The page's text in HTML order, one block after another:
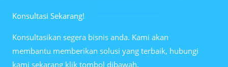
Konsultasi Sekarang!
Konsultasikan segera bisnis anda. Kami akan
membantu memberikan solusi yang terbaik, hubungi
kami sekarang klik tombol dibawah.